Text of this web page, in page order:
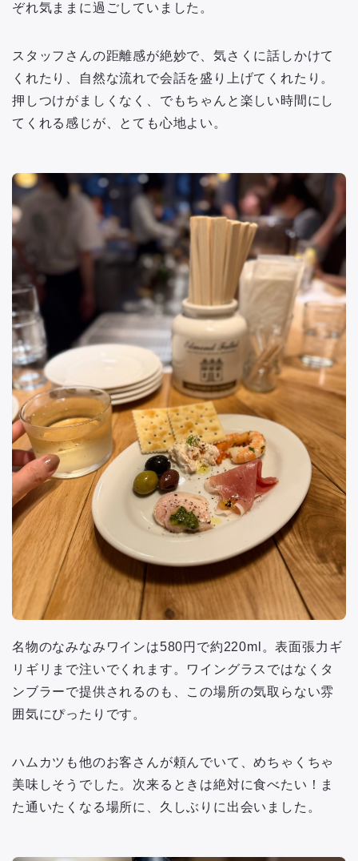
ぞれ気ままに過ごしていました。
スタッフさんの距離感が絶妙で、気さくに話しかけて
くれたり、自然な流れで会話を盛り上げてくれたり。
押しつけがましくなく、でもちゃんと楽しい時間にし
てくれる感じが、とても心地よい。
名物のなみなみワインは580円で約220ml。表面張力ギ
リギリまで注いでくれます。ワイングラスではなくタ
ンブラーで提供されるのも、この場所の気取らない雰
囲気にぴったりです。
ハムカツも他のお客さんが頼んでいて、めちゃくちゃ
美味しそうでした。次来るときは絶対に食べたい！ま
た通いたくなる場所に、久しぶりに出会いました。